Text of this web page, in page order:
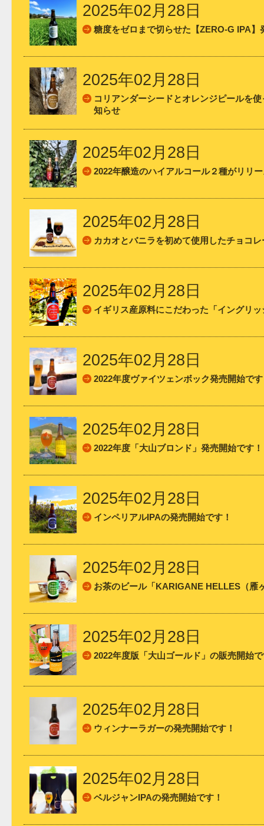
2025年02月28日
糖度をゼロまで切らせた【ZERO-G IPA】
2025年02月28日
コリアンダーシードとオレンジピールを
知らせ
2025年02月28日
2022年醸造のハイアルコール２種がリリ
2025年02月28日
カカオとバニラを初めて使用したチョコ
2025年02月28日
イギリス産原料にこだわった「イングリ
2025年02月28日
2022年度ヴァイツェンボック発売開始で
2025年02月28日
2022年度「大山ブロンド」発売開始です！
2025年02月28日
インペリアルIPAの発売開始です！
2025年02月28日
お茶のビール「KARIGANE HELLES（雁
2025年02月28日
2022年度版「大山ゴールド」の販売開始
2025年02月28日
ウィンナーラガーの発売開始です！
2025年02月28日
ベルジャンIPAの発売開始です！